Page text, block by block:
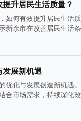
升居民生活质量？
如何有效提升居民生活
新余市在改善居民生活
发展新机遇
优化与发展创造新机遇
合市场需求，持续深化